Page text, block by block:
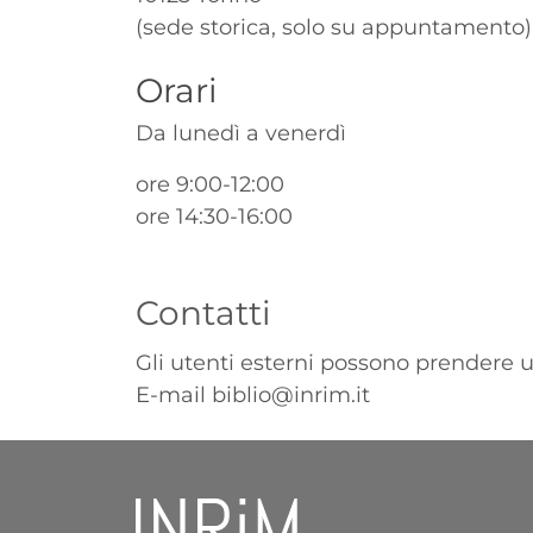
(sede storica, solo su appuntamento)
Titolo
Orari
Da lunedì a venerdì
ore 9:00-12:00
ore 14:30-16:00
Contatti
Gli utenti esterni possono prendere
E-mail biblio@inrim.it